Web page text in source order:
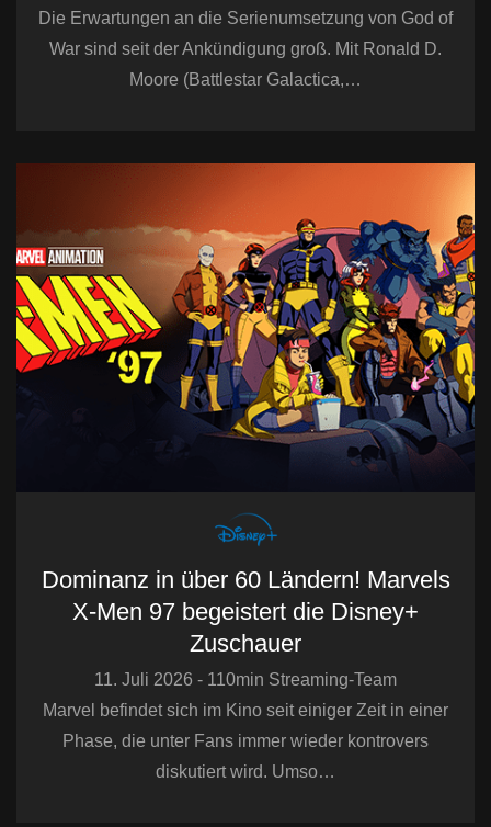
Die Erwartungen an die Serienumsetzung von God of
War sind seit der Ankündigung groß. Mit Ronald D.
Moore (Battlestar Galactica,…
Dominanz in über 60 Ländern! Marvels
X-Men 97 begeistert die Disney+
Zuschauer
11. Juli 2026 - 110min Streaming-Team
Marvel befindet sich im Kino seit einiger Zeit in einer
Phase, die unter Fans immer wieder kontrovers
diskutiert wird. Umso…